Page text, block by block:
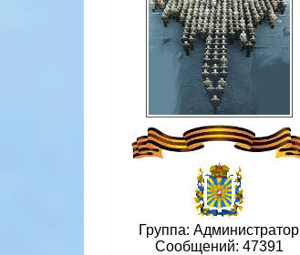
Группа: Администратор
Сообщений: 47391